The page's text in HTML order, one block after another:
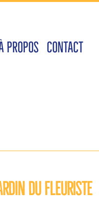
PROPOS CONTACT
DU FLEURISTE